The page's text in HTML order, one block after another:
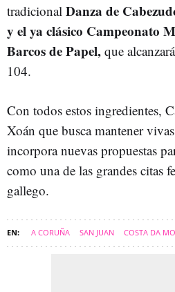
tradicional Danza de
y el ya clásico Campeonato
Barcos de Papel, que
104.
Con todos estos ingredientes,
Xoán que busca mantener
incorpora nuevas propuestas
como una de las grandes citas
gallego.
A CORUÑA SAN JUAN COSTA DA